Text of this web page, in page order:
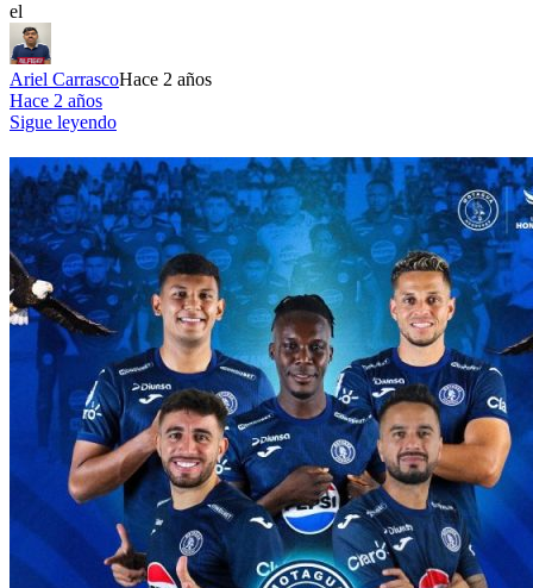
el
Ariel CarrascoHace 2 años
Hace 2 años
Sigue leyendo